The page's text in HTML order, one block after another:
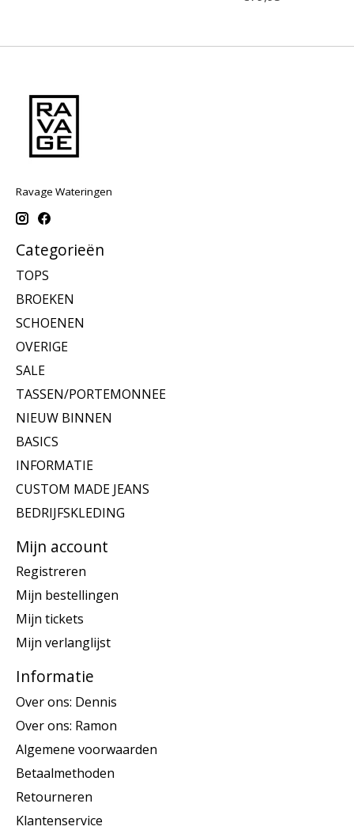
Ravage Wateringen
Categorieën
TOPS
BROEKEN
SCHOENEN
OVERIGE
SALE
TASSEN/PORTEMONNEE
NIEUW BINNEN
BASICS
INFORMATIE
CUSTOM MADE JEANS
BEDRIJFSKLEDING
Mijn account
Registreren
Mijn bestellingen
Mijn tickets
Mijn verlanglijst
Informatie
Over ons: Dennis
Over ons: Ramon
Algemene voorwaarden
Betaalmethoden
Retourneren
Klantenservice